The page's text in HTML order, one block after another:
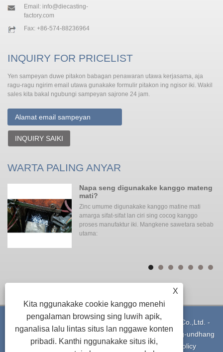
Email: info@diecasting-
factory.com
Fax: +86-574-88236964
INQUIRY FOR PRICELIST
Yen sampeyan duwe pitakon babagan penawaran utawa kerjasama, aja
ragu-ragu ngirim email utawa gunakake formulir pitakon ing ngisor iki. Wakil
sales kita bakal ngubungi sampeyan sajrone 24 jam.
INQUIRY SAIKI
WARTA PALING ANYAR
Napa seng digunakake kanggo mateng
mati?
Zinc umume digunakake kanggo matine mati
amarga sifat-sifat lan ciri sing cocog kanggo
proses manufaktur iki. Mangkene sawetara sebab
utama:
Hak Cipta © 2021 Ningbo Yinzhou Xuxing Machinery Co.,Ltd. -
Aluminium die casting - Kabeh Hak dilindhungi undhang-undhang
Pranala|Sitemap|RSS| XML|Privacy Policy
X
Kita nggunakake cookie kanggo menehi
pengalaman browsing sing luwih apik,
nganalisa lalu lintas situs lan nggawe konten
pribadi. Kanthi nggunakake situs iki,